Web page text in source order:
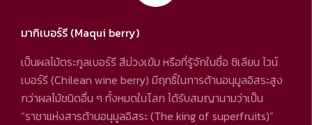
มากิเบอร์รี (Maqui berry)
เป็นผลไม้ตระกูลเบอร์รี สีม่วงเข้ม หรือที่รู้จักในชื่อ ชิเลียน ไวน์
เบอร์รี (Chilean wine berry) มีฤทธิ์ในการต้านอนุมูลอิสระสูง
กว่าผลไม้ชนิดอื่น ๆ ทั้งหมดในโลก ได้รับสมญานามว่าเป็น
“ราชาแห่งสารต้านอนุมูลอิสระ (The king of superfruits)”